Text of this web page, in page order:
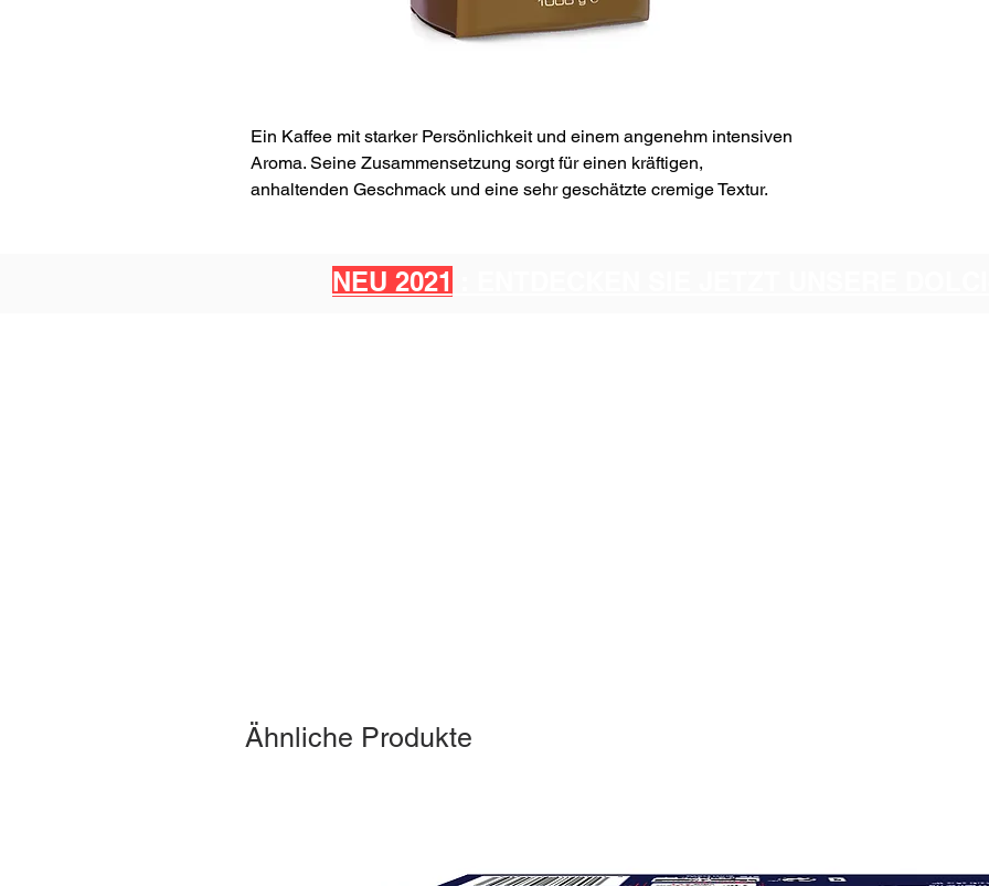
Ein Kaffee mit starker Persönlichkeit und einem angenehm intensiven
Aroma. Seine Zusammensetzung sorgt für einen kräftigen,
anhaltenden Geschmack und eine sehr geschätzte cremige Textur.
NEU 2021
Ähnliche Produkte